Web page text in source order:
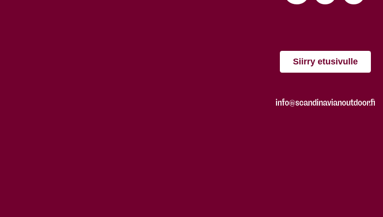
Siirry etusivulle
info@scandinavianoutdoor.fi